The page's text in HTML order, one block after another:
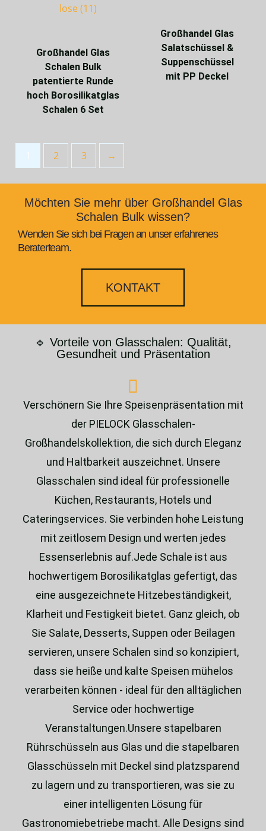
Großhandel Glas
Schalen Bulk
patentierte Runde
hoch Borosilikatglas
Schalen 6 Set
Großhandel Glas
Salatschüssel &
Suppenschüssel
mit PP Deckel
2 3 →
Möchten Sie mehr über Großhandel Glas
Schalen Bulk wissen?
Wenden Sie sich bei Fragen an unser erfahrenes
Beraterteam.
KONTAKT
🔹 Vorteile von Glasschalen: Qualität,
Gesundheit und Präsentation
Verschönern Sie Ihre Speisenpräsentation mit
der PIELOCK Glasschalen-
Großhandelskollektion, die sich durch Eleganz
und Haltbarkeit auszeichnet. Unsere
Glasschalen sind ideal für professionelle
Küchen, Restaurants, Hotels und
Cateringservices. Sie verbinden hohe Leistung
mit zeitlosem Design und werten jedes
Essenserlebnis auf.Jede Schale ist aus
hochwertigem Borosilikatglas gefertigt, das
eine ausgezeichnete Hitzebeständigkeit,
Klarheit und Festigkeit bietet. Ganz gleich, ob
Sie Salate, Desserts, Suppen oder Beilagen
servieren, unsere Schalen sind so konzipiert,
dass sie heiße und kalte Speisen mühelos
verarbeiten können - ideal für den alltäglichen
Service oder hochwertige
Veranstaltungen.Unsere stapelbaren
Rührschüsseln aus Glas und die stapelbaren
Glasschüsseln mit Deckel sind platzsparend
zu lagern und zu transportieren, was sie zu
einer intelligenten Lösung für
Gastronomiebetriebe macht. Alle Designs sind